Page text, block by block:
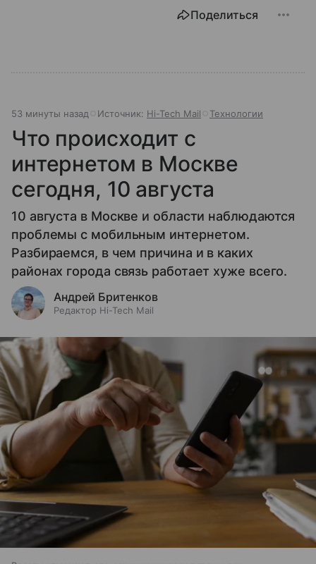
Поделиться
53 минуты назад Источник: Hi-Tech Mail Технологии
Что происходит с
интернетом в Москве
сегодня, 10 августа
10 августа в Москве и области наблюдаются
проблемы с мобильным интернетом.
Разбираемся, в чем причина и в каких
районах города связь работает хуже всего.
Андрей Бритенков
Редактор Hi-Tech Mail